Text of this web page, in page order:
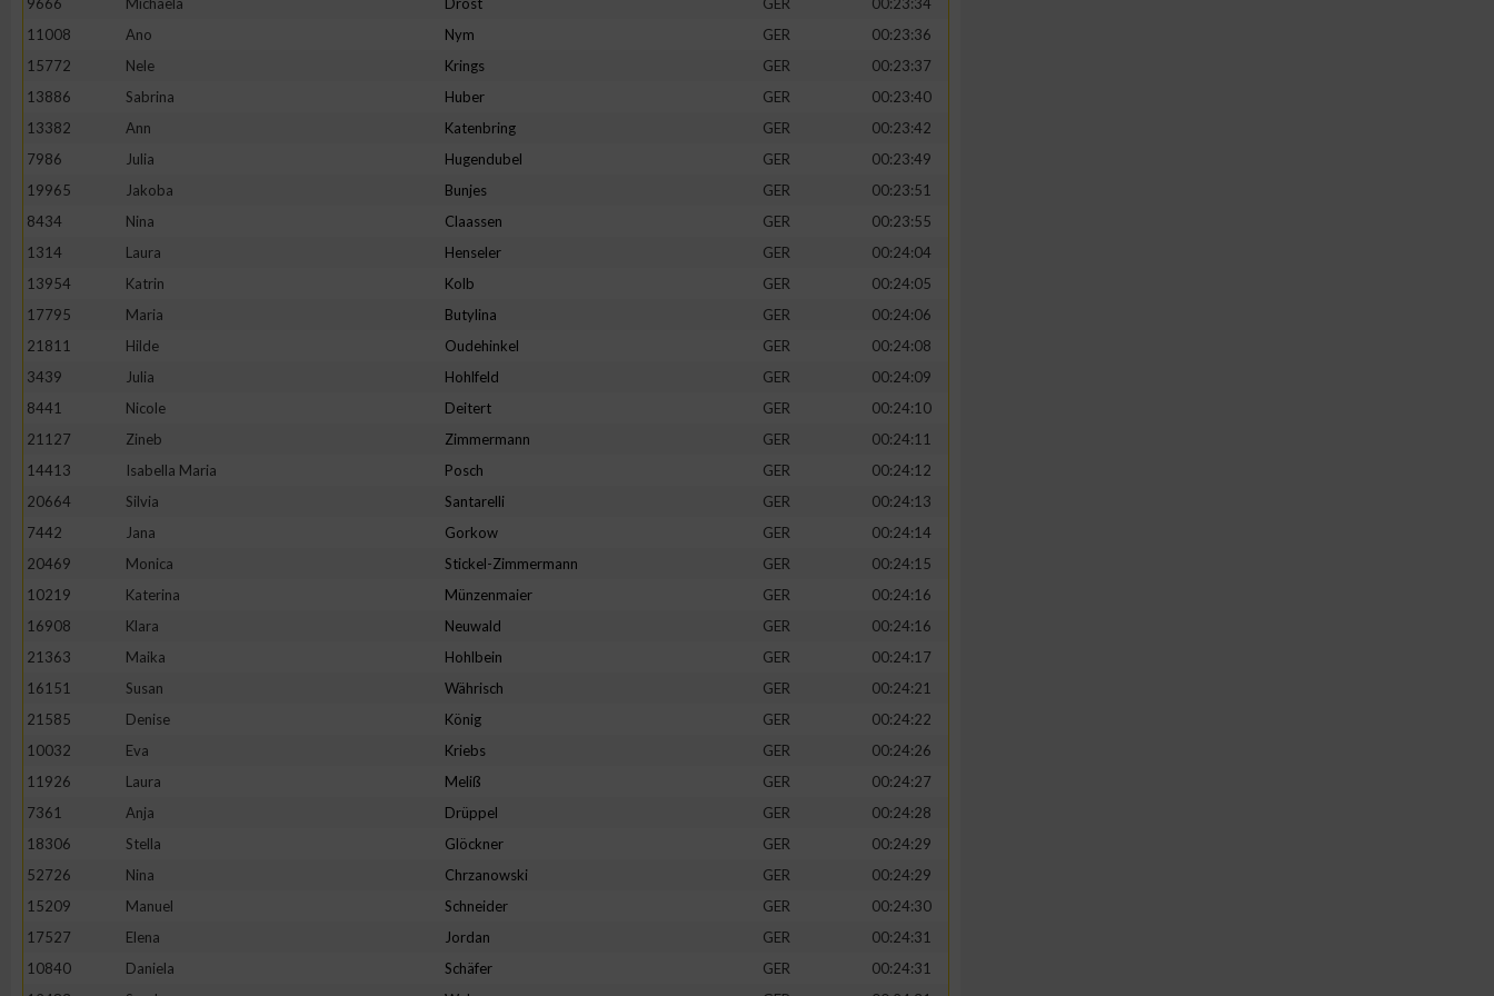
11008
Ano Nym GER
00:23:36
15772
Nele Krings GER
00:23:37
13886
Sabrina Huber GER
00:23:40
13382
Ann Katenbring GER
00:23:42
7986
Julia Hugendubel GER
00:23:49
19965
Jakoba Bunjes GER
00:23:51
8434
Nina Claassen GER
00:23:55
1314
Laura Henseler GER
00:24:04
13954
Katrin Kolb GER
00:24:05
17795
Maria Butylina GER
00:24:06
21811
Hilde Oudehinkel GER
00:24:08
3439
Julia Hohlfeld GER
00:24:09
8441
Nicole Deitert GER
00:24:10
21127
Zineb Zimmermann GER
00:24:11
14413
Isabella Maria Posch GER
00:24:12
20664
Silvia Santarelli GER
00:24:13
7442
Jana Gorkow GER
00:24:14
20469
Monica Stickel-Zimmermann GER
00:24:15
10219
Katerina Münzenmaier GER
00:24:16
16908
Klara Neuwald GER
00:24:16
21363
Maika Hohlbein GER
00:24:17
16151
Susan Währisch GER
00:24:21
21585
Denise König GER
00:24:22
10032
Eva Kriebs GER
00:24:26
11926
Laura Meliß GER
00:24:27
7361
Anja Drüppel GER
00:24:28
18306
Stella Glöckner GER
00:24:29
52726
Nina Chrzanowski GER
00:24:29
15209
Manuel Schneider GER
00:24:30
17527
Elena Jordan GER
00:24:31
10840
Daniela Schäfer GER
00:24:31
Erstellung von Profilen zur Personalisierung von Inhalten
Messung der Werbeleistung
Messung der Performance von Inhalten
Analyse von Zielgruppen durch Statistiken oder Kombinationen von Daten aus
Entwicklung und Verbesserung der Angebote
IAB-Besonderheiten:
Geräte anhand von aktiv angeforderten Informationen identifizieren
Nicht-IAB-Verarbeitungszwecke:
Notwendig
Performance
Funktional